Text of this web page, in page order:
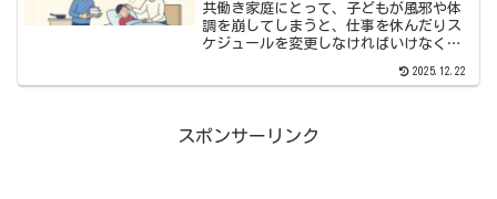
共働き家庭にとって、子どもが風邪や体
調を崩してしまうと、仕事を休んだりス
ケジュールを変更しなければいけなくて
んですが、兄弟がいたりするともう大
2025.12.22
スポンサーリンク